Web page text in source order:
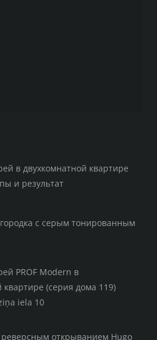
в двухкомнатной квартире
и результат
с серым тонированным
PROF Modern в
квартире (серия дома 119)
iela 10
открыванием Hugo